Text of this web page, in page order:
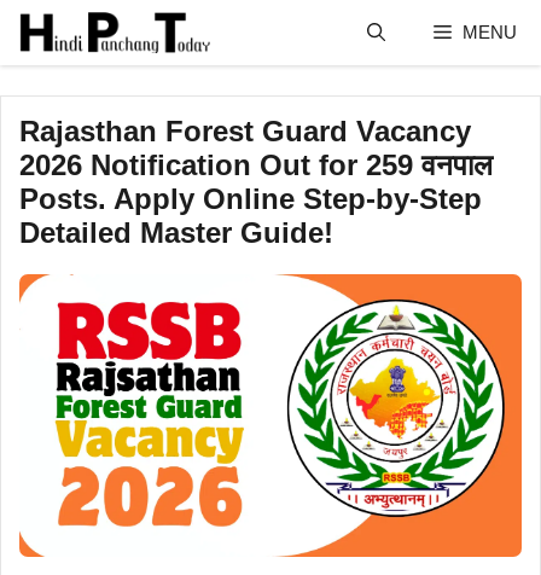
Skip
content
MENU
Rajasthan Forest Guard Vacancy
2026 Notification Out for 259 वनपाल
Posts. Apply Online Step-by-Step
Detailed Master Guide!